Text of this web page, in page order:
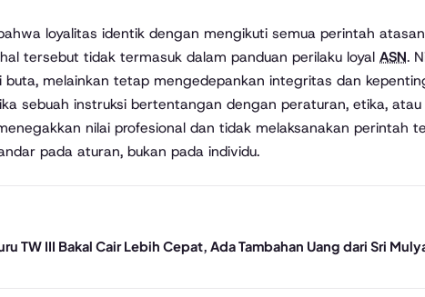
loyalitas identik dengan mengikuti semua perintah
tersebut tidak termasuk dalam panduan perilaku loyal ASN.
melainkan tetap mengedepankan integritas dan
sebuah instruksi bertentangan dengan peraturan, etika,
nilai profesional dan tidak melaksanakan perintah
pada aturan, bukan pada individu.
TW III Bakal Cair Lebih Cepat, Ada Tambahan Uang dari Sri